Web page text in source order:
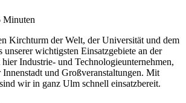
Minuten
Kirchturm der Welt, der Universität und dem
unserer wichtigsten Einsatzgebiete an der
Industrie- und Technologieunternehmen,
und Großveranstaltungen. Mit
wir in ganz Ulm schnell einsatzbereit.